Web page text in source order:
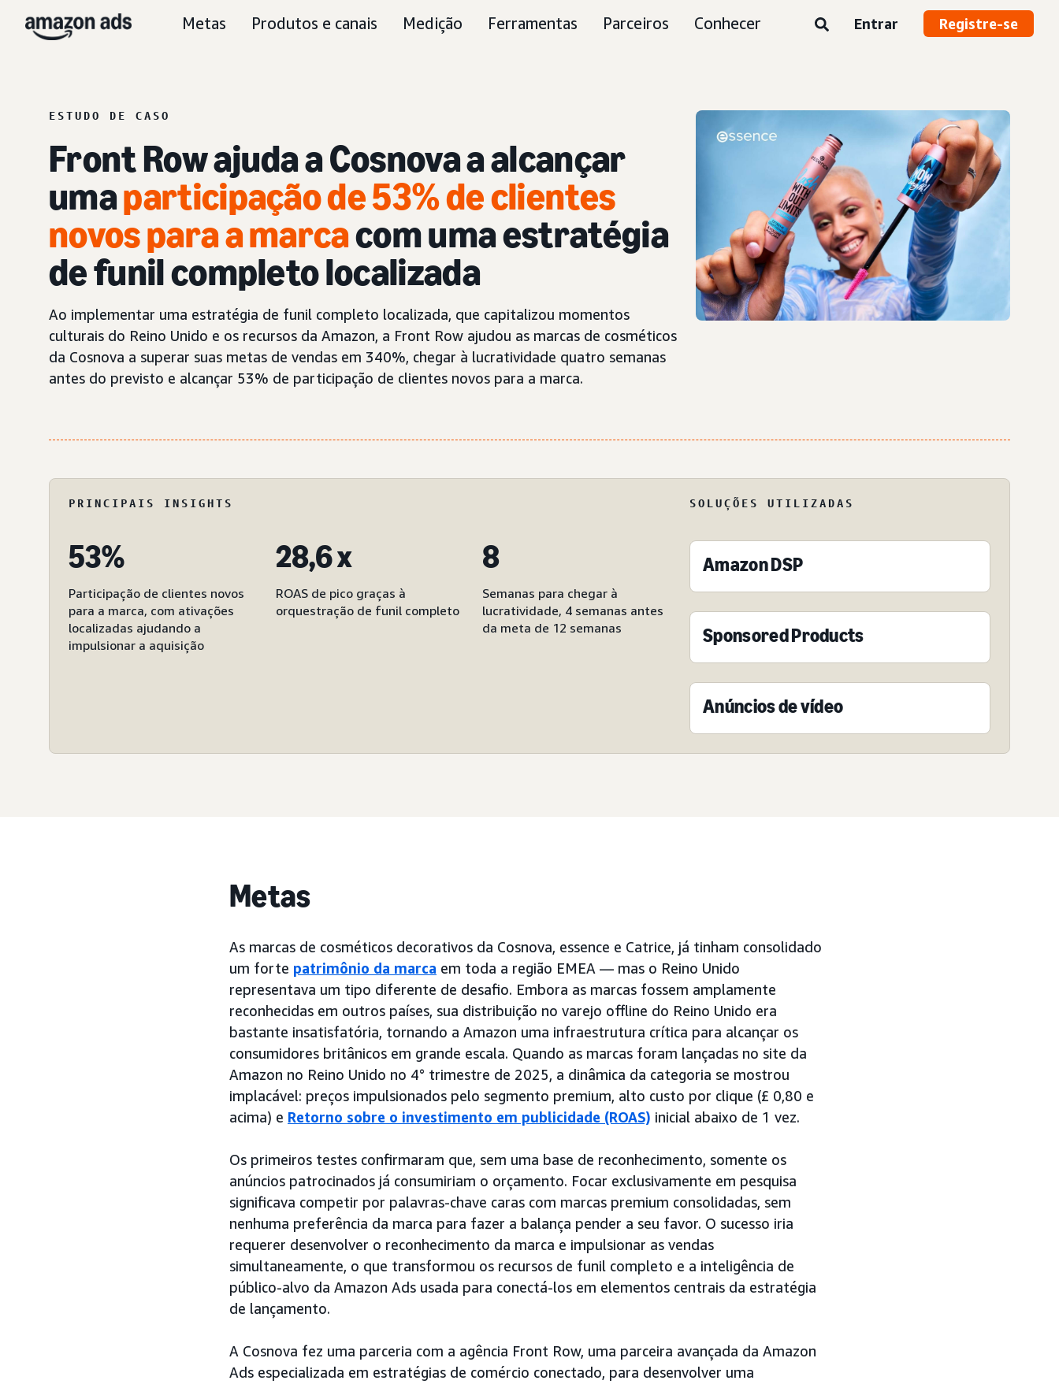
Metas Produtos e canais Medição Ferramentas Parceiros Conhecer Entrar Registre-se
ESTUDO DE CASO
Front Row ajuda a Cosnova a alcançar
umaparticipação de 53% de clientes
novos para a marcacom uma estratégia
de funil completo localizada
Ao implementar uma estratégia de funil completo localizada, que capitalizou momentos
culturais do Reino Unido e os recursos da Amazon, a Front Row ajudou as marcas de cosméticos
da Cosnova a superar suas metas de vendas em 340%, chegar à lucratividade quatro semanas
antes do previsto e alcançar 53% de participação de clientes novos para a marca.
PRINCIPAIS INSIGHTS
53%
Participação de clientes novos
para a marca, com ativações
localizadas ajudando a
impulsionar a aquisição
28,6 x
ROAS de pico graças à
orquestração de funil completo
8
Semanas para chegar à
lucratividade, 4 semanas antes
da meta de 12 semanas
SOLUÇÕES UTILIZADAS
Amazon DSP
Sponsored Products
Anúncios de vídeo
Metas
As marcas de cosméticos decorativos da Cosnova, essence e Catrice, já tinham consolidado
um forte patrimônio da marca em toda a região EMEA — mas o Reino Unido
representava um tipo diferente de desafio. Embora as marcas fossem amplamente
reconhecidas em outros países, sua distribuição no varejo offline do Reino Unido era
bastante insatisfatória, tornando a Amazon uma infraestrutura crítica para alcançar os
consumidores britânicos em grande escala. Quando as marcas foram lançadas no site da
Amazon no Reino Unido no 4° trimestre de 2025, a dinâmica da categoria se mostrou
implacável: preços impulsionados pelo segmento premium, alto custo por clique (£ 0,80 e
acima) e Retorno sobre o investimento em publicidade (ROAS) inicial abaixo de 1 vez.
Os primeiros testes confirmaram que, sem uma base de reconhecimento, somente os
anúncios patrocinados já consumiriam o orçamento. Focar exclusivamente em pesquisa
significava competir por palavras-chave caras com marcas premium consolidadas, sem
nenhuma preferência da marca para fazer a balança pender a seu favor. O sucesso iria
requerer desenvolver o reconhecimento da marca e impulsionar as vendas
simultaneamente, o que transformou os recursos de funil completo e a inteligência de
público-alvo da Amazon Ads usada para conectá-los em elementos centrais da estratégia
de lançamento.
A Cosnova fez uma parceria com a agência Front Row, uma parceira avançada da Amazon
Ads especializada em estratégias de comércio conectado, para desenvolver uma